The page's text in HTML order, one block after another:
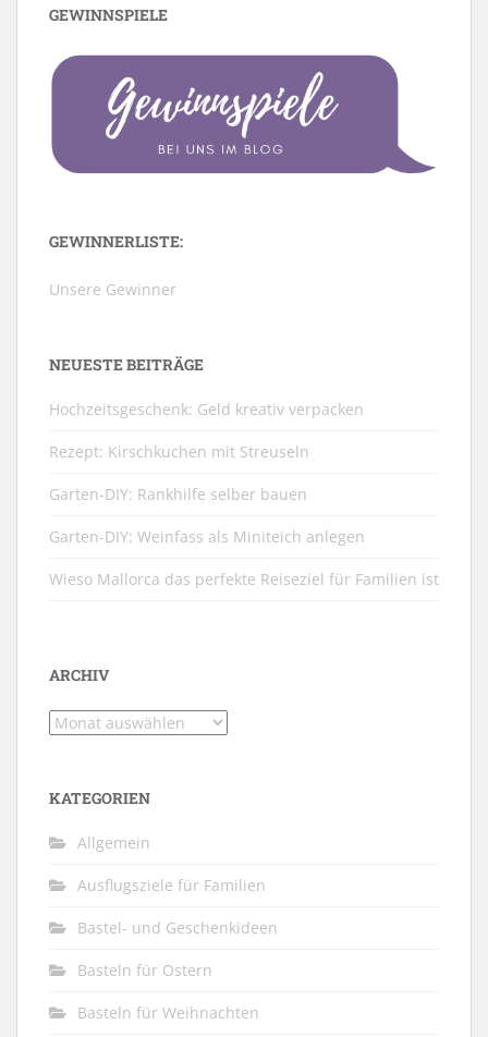
GEWINNSPIELE
GEWINNERLISTE:
Unsere Gewinner
NEUESTE BEITRÄGE
Hochzeitsgeschenk: Geld kreativ verpacken
Rezept: Kirschkuchen mit Streuseln
Garten-DIY: Rankhilfe selber bauen
Garten-DIY: Weinfass als Miniteich anlegen
Wieso Mallorca das perfekte Reiseziel für Familien ist
ARCHIV
Archiv
KATEGORIEN
Allgemein
Ausflugsziele für Familien
Bastel- und Geschenkideen
Basteln für Ostern
Basteln für Weihnachten